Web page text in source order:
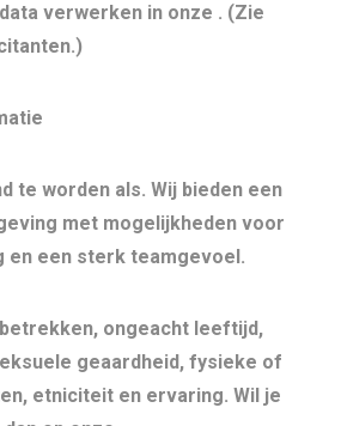
verwerken in onze . (Zie
te worden als. Wij bieden een
met mogelijkheden voor
en een sterk teamgevoel.
ongeacht leeftijd,
geaardheid,fysieke of
, etniciteit en ervaring. Wil je